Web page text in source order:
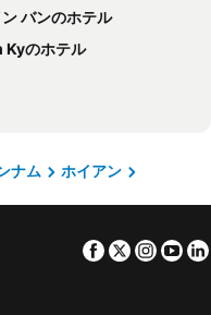
バンのホテル
Kyのホテル
ナム
ホイアン
Facebook
Twitter